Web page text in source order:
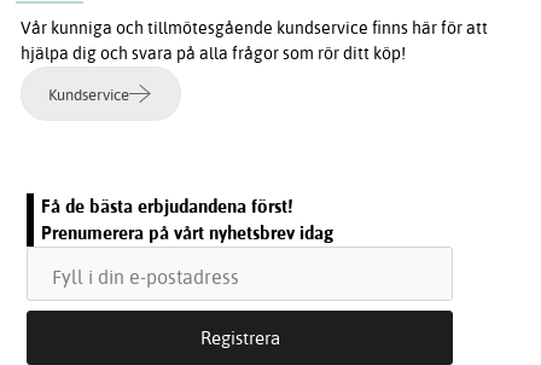
Vår kunniga och tillmötesgående kundservice finns här för att
hjälpa dig och svara på alla frågor som rör ditt köp!
Kundservice
Få de bästa erbjudandena först!
Prenumerera på vårt nyhetsbrev idag